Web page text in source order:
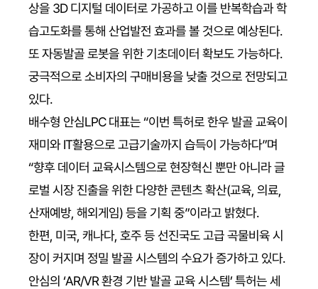
상을 3D 디지털 데이터로 가공하고 이를 반복학습과 학
습고도화를 통해 산업발전 효과를 볼 것으로 예상된다.
또 자동발골 로봇을 위한 기초데이터 확보도 가능하다.
궁극적으로 소비자의 구매비용을 낮출 것으로 전망되고
있다.
배수형 안심LPC 대표는 “이번 특허로 한우 발골 교육이
재미와 IT활용으로 고급기술까지 습득이 가능하다”며
“향후 데이터 교육시스템으로 현장혁신 뿐만 아니라 글
로벌 시장 진출을 위한 다양한 콘텐츠 확산(교육, 의료,
산재예방, 해외게임) 등을 기획 중”이라고 밝혔다.
한편, 미국, 캐나다, 호주 등 선진국도 고급 곡물비육 시
장이 커지며 정밀 발골 시스템의 수요가 증가하고 있다.
안심의 ‘AR/VR 환경 기반 발골 교육 시스템’ 특허는 세